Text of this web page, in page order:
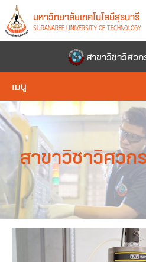
มหาวิทยาลัยเทคโนโลยีสุรนารี
SURANAREE UNIVERSITY OF TECHNOLOGY
สาขาวิชาวิศว
เมนู
สาขาวิชาวิศวก